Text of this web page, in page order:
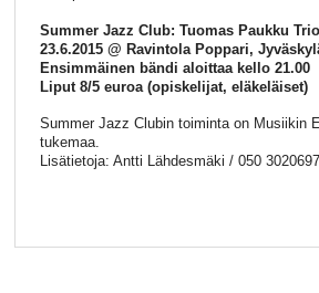
Summer Jazz Club: Tuomas Paukku
23.6.2015 @ Ravintola Poppari,
Ensimmäinen bändi aloittaa kello 21.00
Liput 8/5 euroa (opiskelijat, eläkeläiset)
Summer Jazz Clubin toiminta on Musiikin
tukemaa.
Lisätietoja: Antti Lähdesmäki / 050 3020697